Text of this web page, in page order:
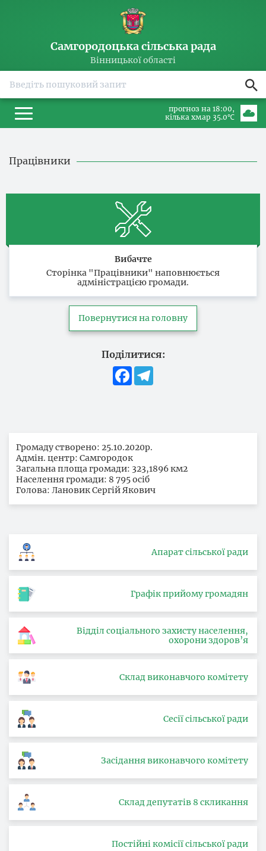
Самгородоцька сільська рада
Вінницької області
прогноз на 18:00
кілька хмар 35.0℃
Працівники
Вибачте
Сторінка "Працівники" наповнюється
адміністрацією громади.
Повернутися на головну
Поділитися:
Facebook
Громаду створено: 25.10.2020р.
Адмін. центр: Самгородок
Загальна площа громади: 323,1896 км2
Населення громади: 8 795 осіб
Голова: Лановик Сергій Якович
Апарат сільської ради
Графік прийому громадян
Відділ соціального захисту населення,
охорони здоров’я
Склад виконавчого комітету
Сесії сільської ради
Засідання виконавчого комітету
Склад депутатів 8 скликання
Постійні комісії сільської ради